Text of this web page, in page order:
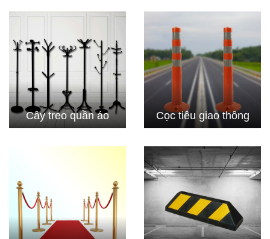
Cây treo quần áo Cọc tiêu giao thông